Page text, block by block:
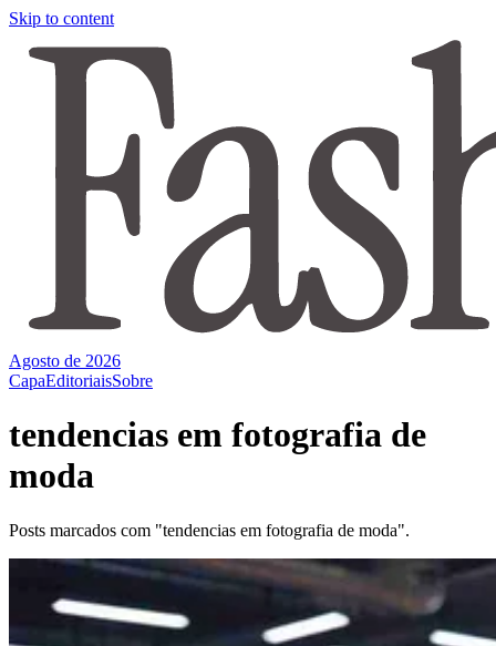
Skip to content
Agosto de 2026
CapaEditoriaisSobre
tendencias em fotografia de
moda
Posts marcados com "tendencias em fotografia de moda".